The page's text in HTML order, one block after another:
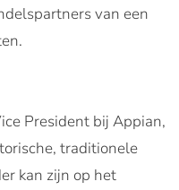
van een
President bij Appian,
traditionele
kan zijn op het